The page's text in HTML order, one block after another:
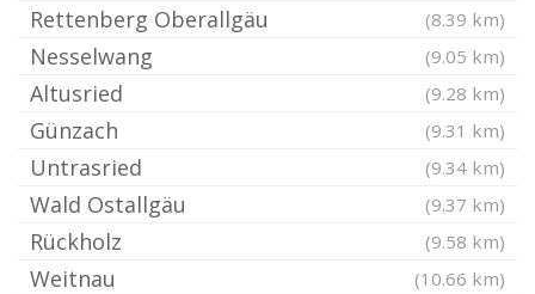
Rettenberg Oberallgäu (8.39 km)
Nesselwang (9.05 km)
Altusried (9.28 km)
Günzach (9.31 km)
Untrasried (9.34 km)
Wald Ostallgäu (9.37 km)
Rückholz (9.58 km)
Weitnau (10.66 km)